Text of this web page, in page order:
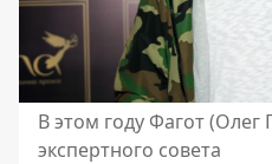
В этом году Фагот
экспертного совета